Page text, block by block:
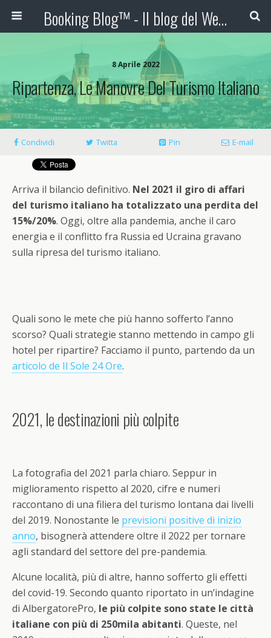
Booking Blog™ - Il blog del Web Marketing Turistico
8 Aprile 2022
Ripartenza, Le Manovre Del Turismo Italiano
Condividi Twitta Pin E-mail
Arriva il bilancio definitivo. Nel 2021 il giro di affari
del turismo italiano ha totalizzato una perdita del
15%/20%. Oggi, oltre alla pandemia, anche il caro
energia e il conflitto fra Russia ed Ucraina gravano
sulla ripresa del turismo italiano.
Quali sono le mete che più hanno sofferto l’anno
scorso? Quali strategie stanno mettendo in campo gli
hotel per ripartire? Facciamo il punto, partendo da un
articolo de Il Sole 24 Ore.
2021, le destinazioni più colpite
La fotografia del 2021 parla chiaro. Seppur in
miglioramento rispetto al 2020, cifre e numeri
raccontano di una filiera del turismo lontana dai livelli
del 2019. Nonostante le previsioni positive di inizio
anno, bisognerà attendere oltre il 2022 per tornare
agli standard del settore del pre-pandemia.
Alcune località, più di altre, hanno sofferto gli effetti
del covid-19. Secondo quanto riportato in un’indagine
di AlbergatorePro, le più colpite sono state le città
italiane con più di 250mila abitanti. Queste, nel